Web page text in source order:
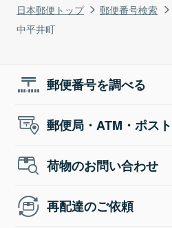
日本郵便トップ 郵便番号検索
中平井町
郵便番号を調べる
郵便局・ATM・ポス
荷物のお問い合わせ
再配達のご依頼